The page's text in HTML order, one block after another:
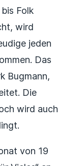
Folk
wird
jeden
Das
Bugmann,
Die
wird auch
von 19